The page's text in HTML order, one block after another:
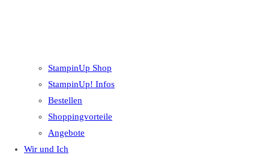
StampinUp Shop
StampinUp! Infos
Bestellen
Shoppingvorteile
Angebote
Wir und Ich